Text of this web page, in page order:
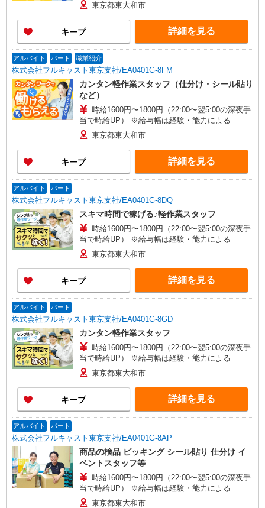
東京都東大和市
キープ 詳細を見る
アルバイト パート 職業紹介
株式会社フルキャスト東京支社/EA0401G-8FM
カンタン軽作業スタッフ（仕分け・シール貼り
など）
時給1600円〜1800円（22:00〜翌5:00の深夜手
当で時給UP） ※給与幅は経験・能力による
東京都東大和市
キープ 詳細を見る
アルバイト パート
株式会社フルキャスト東京支社/EA0401G-8DQ
スキマ時間で稼げる♪軽作業スタッフ
時給1600円〜1800円（22:00〜翌5:00の深夜手
当で時給UP） ※給与幅は経験・能力による
東京都東大和市
キープ 詳細を見る
アルバイト パート
株式会社フルキャスト東京支社/EA0401G-8GD
カンタン軽作業スタッフ
時給1600円〜1800円（22:00〜翌5:00の深夜手
当で時給UP） ※給与幅は経験・能力による
東京都東大和市
キープ 詳細を見る
アルバイト パート
株式会社フルキャスト東京支社/EA0401G-8AP
商品の検品 ピッキング シール貼り 仕分け イ
ベントスタッフ等
時給1600円〜1800円（22:00〜翌5:00の深夜手
当で時給UP） ※給与幅は経験・能力による
東京都東大和市